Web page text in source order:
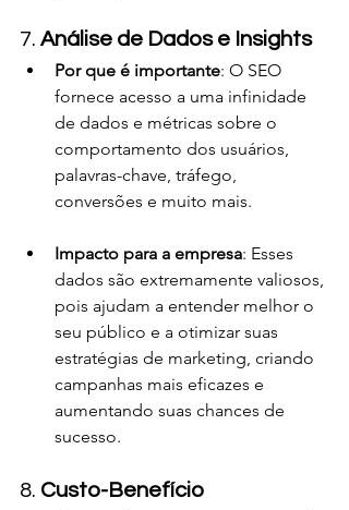
7. Análise de Dados e Insights
Por que é importante: O SEO
fornece acesso a uma infinidade
de dados e métricas sobre o
comportamento dos usuários,
palavras-chave, tráfego,
conversões e muito mais.
Impacto para a empresa: Esses
dados são extremamente valiosos,
pois ajudam a entender melhor o
seu público e a otimizar suas
estratégias de marketing, criando
campanhas mais eficazes e
aumentando suas chances de
sucesso.
8. Custo-Benefício